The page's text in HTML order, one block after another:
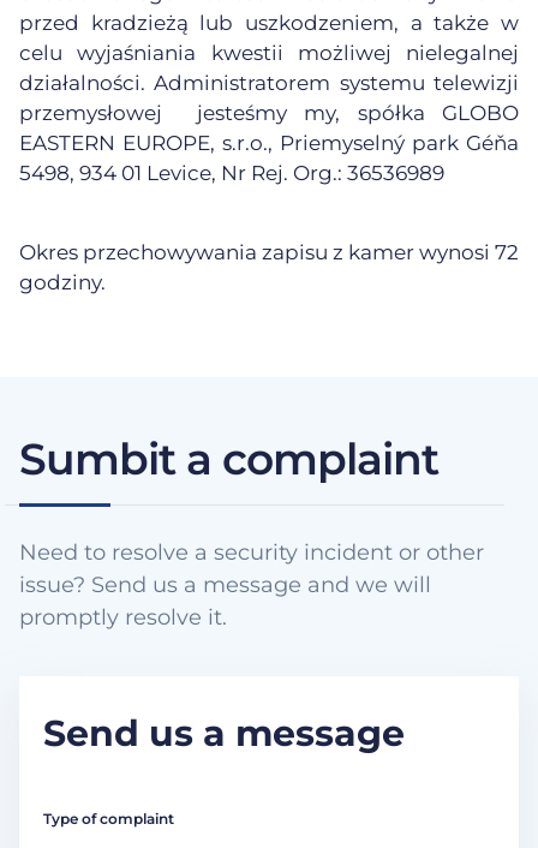
przed kradzieżą lub uszkodzeniem, a także w
celu wyjaśniania kwestii możliwej nielegalnej
działalności. Administratorem systemu telewizji
przemysłowej jesteśmy my, spółka GLOBO
EASTERN EUROPE, s.r.o., Priemyselný park Géňa
5498, 934 01 Levice, Nr Rej. Org.: 36536989
Okres przechowywania zapisu z kamer wynosi 72
godziny.
Sumbit a complaint
Need to resolve a security incident or other
issue? Send us a message and we will
promptly resolve it.
Send us a message
Type of complaint